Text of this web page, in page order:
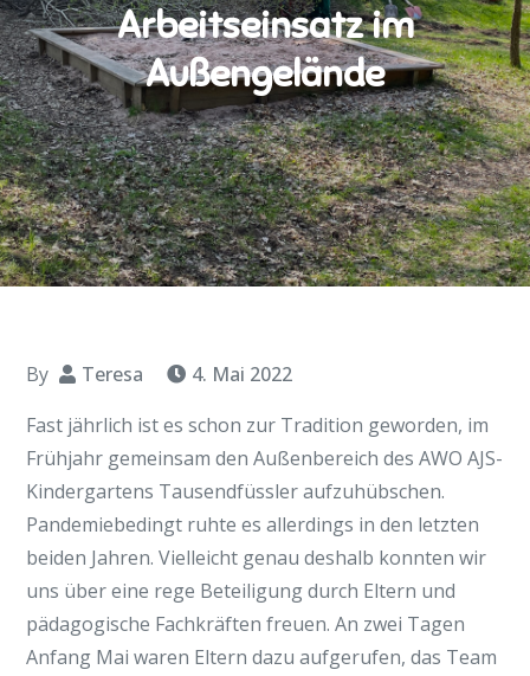
Arbeitseinsatz im
Außengelände
By Teresa
4. Mai 2022
Fast jährlich ist es schon zur Tradition geworden, im
Frühjahr gemeinsam den Außenbereich des AWO AJS-
Kindergartens Tausendfüssler aufzuhübschen.
Pandemiebedingt ruhte es allerdings in den letzten
beiden Jahren. Vielleicht genau deshalb konnten wir
uns über eine rege Beteiligung durch Eltern und
pädagogische Fachkräften freuen. An zwei Tagen
Anfang Mai waren Eltern dazu aufgerufen, das Team